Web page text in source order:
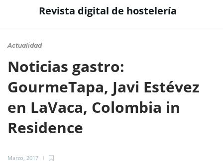
Revista digital de hostelería
Actualidad
Noticias gastro:
GourmeTapa, Javi Estévez
en LaVaca, Colombia in
Residence
Marzo, 2017